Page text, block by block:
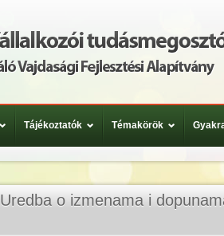
Tájékoztatók Témakörök
Uredba o izmenama i